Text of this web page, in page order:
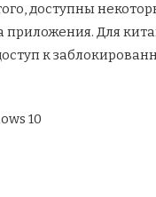
доступны
приложения. Для
к
10